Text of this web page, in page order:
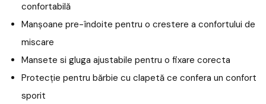
confortabilă
Manșoane pre-îndoite pentru o crestere a confortului de
miscare
Mansete si gluga ajustabile pentru o fixare corecta
Protecție pentru bărbie cu clapetă ce confera un confort
sporit